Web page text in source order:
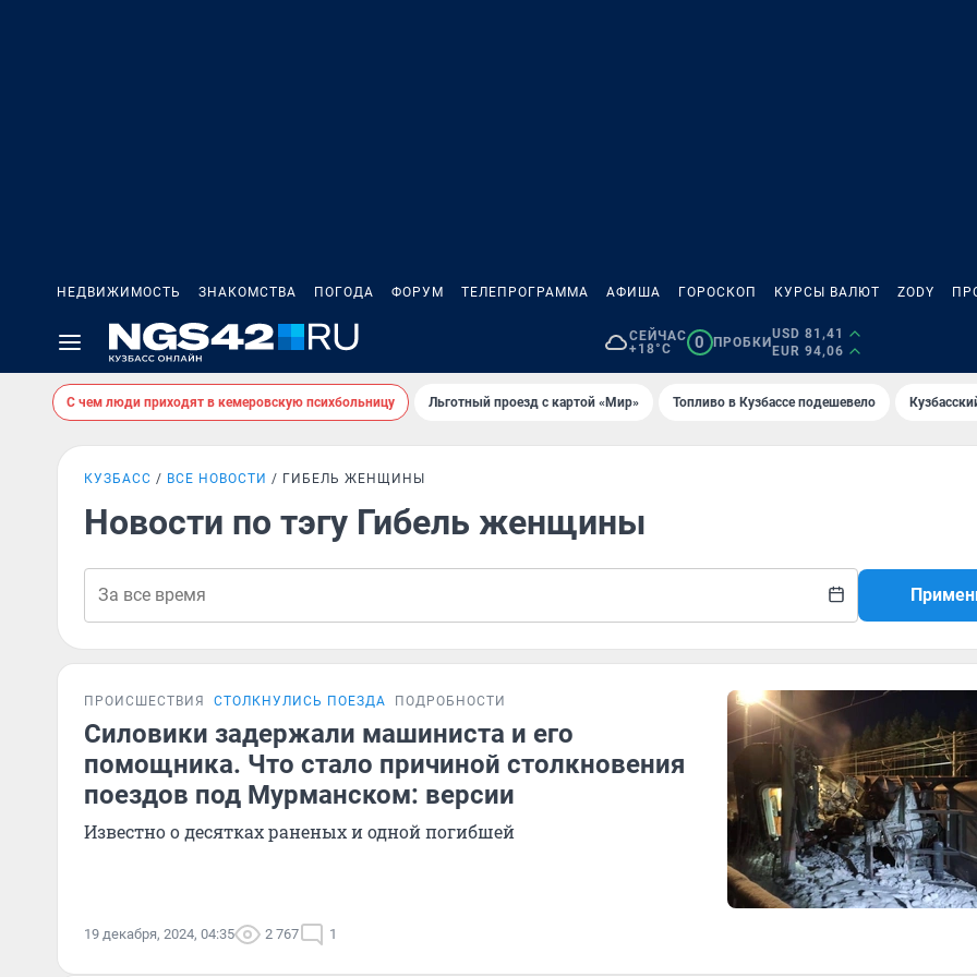
НЕДВИЖИМОСТЬ ЗНАКОМСТВА ПОГОДА ФОРУМ ТЕЛЕПРОГРАММА АФИША ГОРОСКОП КУРСЫ ВАЛЮТ ZODY
СЕЙЧАС
+18°C
0 ПРОБКИ
USD 81,41
EUR 94,06
С чем люди приходят в кемеровскую психбольницу Льготный проезд с картой «Мир» Топливо в Кузбассе подешевело
КУЗБАСС ВСЕ НОВОСТИ ГИБЕЛЬ ЖЕНЩИНЫ
Новости по тэгу Гибель женщины
ПРОИСШЕСТВИЯ СТОЛКНУЛИСЬ ПОЕЗДА ПОДРОБНОСТИ
Силовики задержали машиниста и его
помощника. Что стало причиной столкновения
поездов под Мурманском: версии
Известно о десятках раненых и одной погибшей
19 декабря, 2024, 04:35 2 767 1